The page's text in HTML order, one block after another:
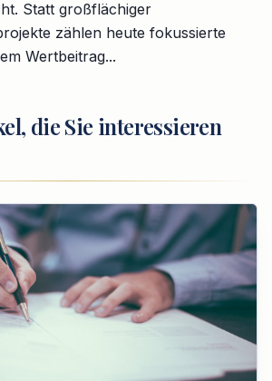
Statt großflächiger
zählen heute fokussierte
Wertbeitrag...
die Sie interessieren